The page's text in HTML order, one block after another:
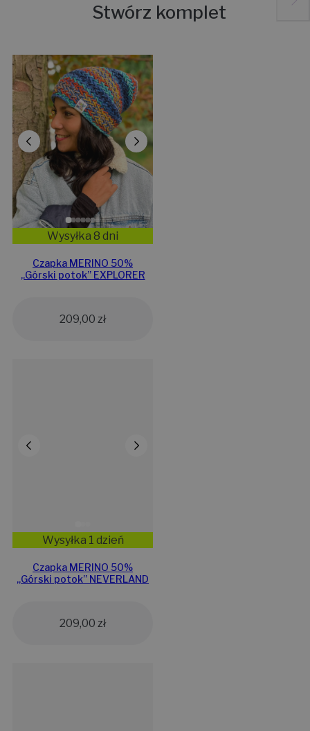
Stwórz komplet
Wysyłka 8 dni
Czapka MERINO 50%
„Górski potok” EXPLORER
209,00 zł
Wysyłka 1 dzień
Czapka MERINO 50%
„Górski potok” NEVERLAND
209,00 zł